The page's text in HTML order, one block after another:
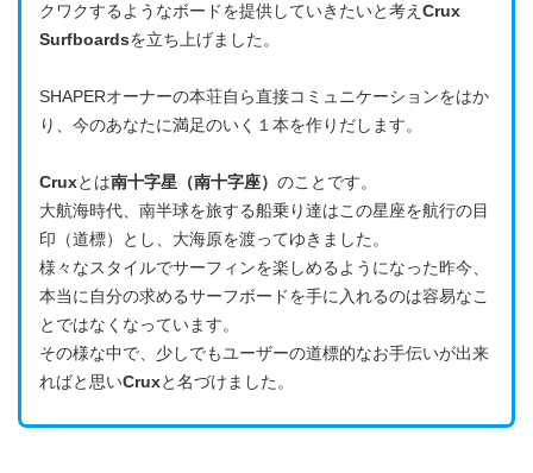
クワクするようなボードを提供していきたいと考え Crux
Surfboardsを立ち上げました。
SHAPERオーナーの本荘自ら直接コミュニケーションをはか
り、今のあなたに満足のいく１本を作りだします。
Cruxとは南十字星（南十字座） のことです。
大航海時代、南半球を旅する船乗り達はこの星座を航行の目
印（道標）とし、大海原を渡ってゆきました。
様々なスタイルでサーフィンを楽しめるようになった昨今、
本当に自分の求めるサーフボードを手に入れるのは容易なこ
とではなくなっています。
その様な中で、少しでもユーザーの道標的なお手伝いが出来
ればと思いCruxと名づけました。